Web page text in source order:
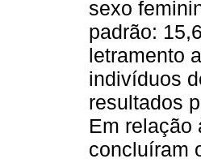
sexo
padrão:
letramento
indivíduos
resultados
Em relação
concluíram